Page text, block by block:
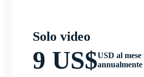
Solo video
9 US$USD al
annualmente